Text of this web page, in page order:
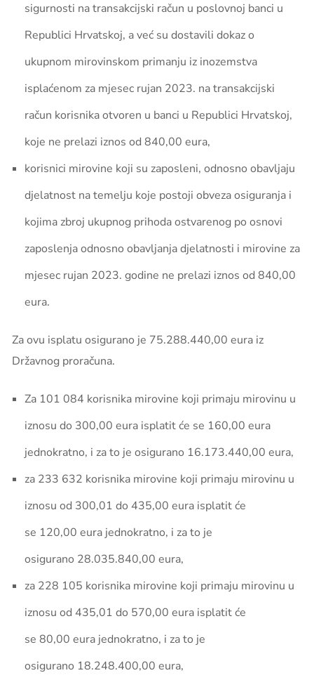
sigurnosti na transakcijski račun u poslovnoj banci u
Republici Hrvatskoj, a već su dostavili dokazo
ukupnom mirovinskom primanju iz inozemstva
isplaćenom za mjesec rujan 2023. na transakcijski
račun korisnika otvoren u banci u Republici Hrvatskoj,
koje ne prelazi iznos od 840,00 eura,
korisnici mirovine koji su zaposleni, odnosno obavljaju
djelatnost na temelju koje postoji obveza osiguranja i
kojima zbroj ukupnog prihoda ostvarenog po osnovi
zaposlenja odnosno obavljanja djelatnosti i mirovine za
mjesec rujan 2023. godine ne prelazi iznos od 840,00
eura.
Za ovu isplatu osigurano je 75.288.440,00 ­­­eura iz
Državnog proračuna.
Za 101 084 korisnika mirovine koji primaju mirovinu u
iznosu do 300,00 eura isplatit će se 160,00 eura
jednokratno, i za to je osigurano 16.173.440,00 eura,
za 233 632 korisnika mirovine koji primaju mirovinu u
iznosu od 300,01 do 435,00 eura isplatit će
se 120,00 eura jednokratno, i za to je
osigurano 28.035.840,00 eura,
za 228 105 korisnika mirovine koji primaju mirovinu u
iznosu od 435,01 do 570,00 eura isplatit će
se 80,00 eura jednokratno, i za to je
osigurano 18.248.400,00 eura,